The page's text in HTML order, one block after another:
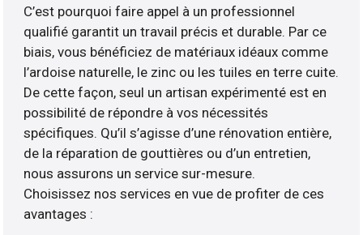
C’est pourquoi faire appel à un professionnel
qualifié garantit un travail précis et durable. Par ce
biais, vous bénéficiez de matériaux idéaux comme
l’ardoise naturelle, le zinc ou les tuiles en terre cuite.
De cette façon, seul un artisan expérimenté est en
possibilité de répondre à vos nécessités
spécifiques. Qu’il s’agisse d’une rénovation entière,
de la réparation de gouttières ou d’un entretien,
nous assurons un service sur-mesure.
Choisissez nos services en vue de profiter de ces
avantages :